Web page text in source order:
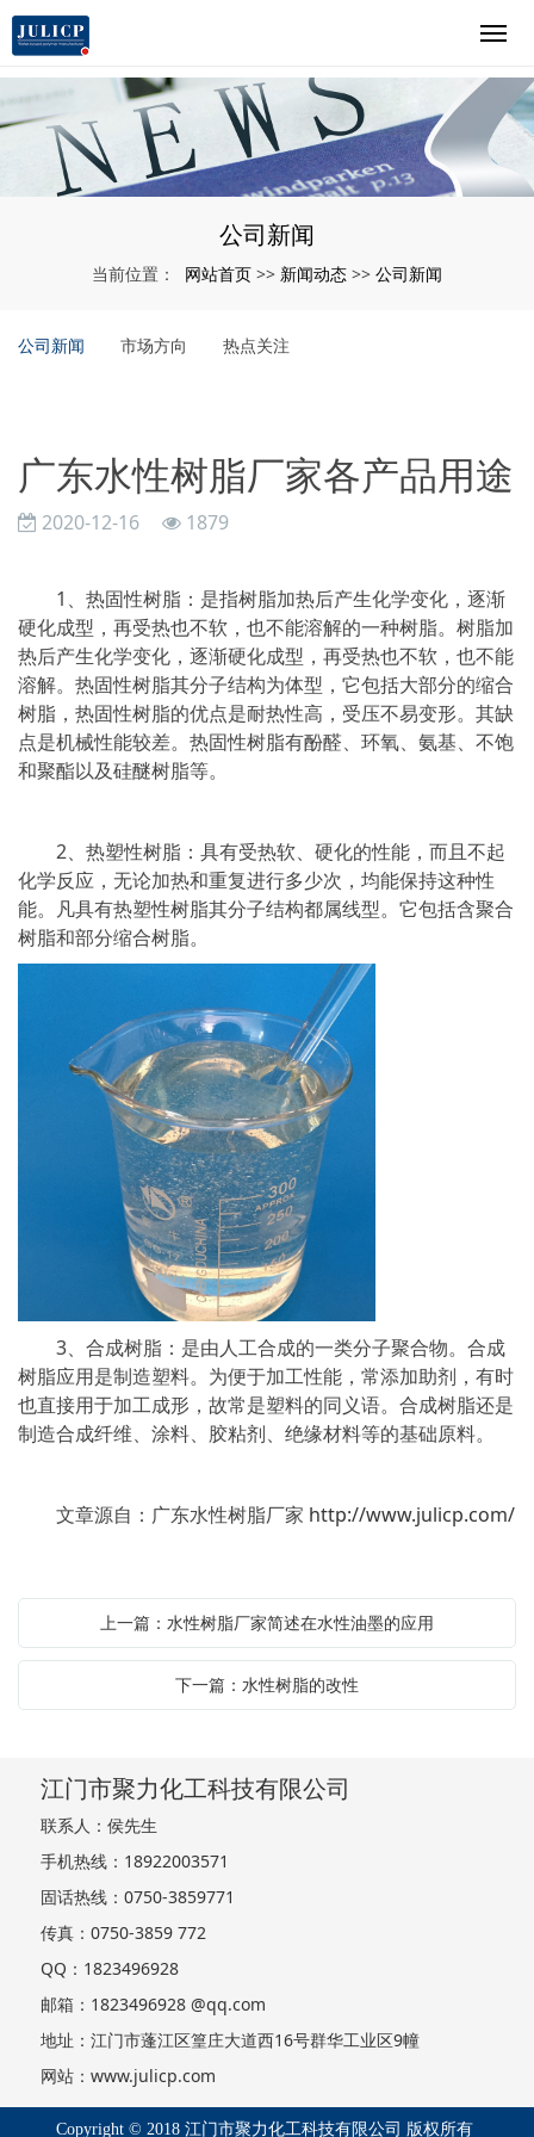
公司新闻
当前位置： 网站首页 >> 新闻动态 >> 公司新闻
公司新闻 市场方向 热点关注
广东水性树脂厂家各产品用途
2020-12-16 1879
1、热固性树脂：是指树脂加热后产生化学变化，逐渐
硬化成型，再受热也不软，也不能溶解的一种树脂。树脂加
热后产生化学变化，逐渐硬化成型，再受热也不软，也不能
溶解。热固性树脂其分子结构为体型，它包括大部分的缩合
树脂，热固性树脂的优点是耐热性高，受压不易变形。其缺
点是机械性能较差。热固性树脂有酚醛、环氧、氨基、不饱
和聚酯以及硅醚树脂等。
2、热塑性树脂：具有受热软、硬化的性能，而且不起
化学反应，无论加热和重复进行多少次，均能保持这种性
能。凡具有热塑性树脂其分子结构都属线型。它包括含聚合
树脂和部分缩合树脂。
3、合成树脂：是由人工合成的一类分子聚合物。合成
树脂应用是制造塑料。为便于加工性能，常添加助剂，有时
也直接用于加工成形，故常是塑料的同义语。合成树脂还是
制造合成纤维、涂料、胶粘剂、绝缘材料等的基础原料。
文章源自：广东水性树脂厂家 http://www.julicp.com/
上一篇：水性树脂厂家简述在水性油墨的应用
下一篇：水性树脂的改性
江门市聚力化工科技有限公司
联系人：侯先生
手机热线：18922003571
固话热线：0750-3859771
传真：0750-3859 772
QQ：1823496928
邮箱：1823496928 @qq.com
地址：江门市蓬江区篁庄大道西16号群华工业区9幢
网站： www.julicp.com
Copyright © 2018 江门市聚力化工科技有限公司 版权所有